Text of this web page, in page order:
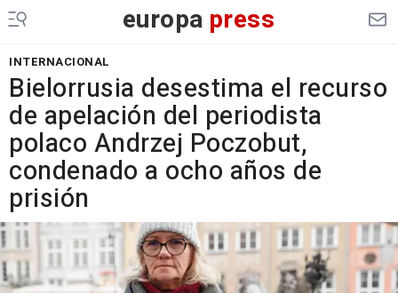
europa press
INTERNACIONAL
Bielorrusia desestima el recurso
de apelación del periodista
polaco Andrzej Poczobut,
condenado a ocho años de
prisión